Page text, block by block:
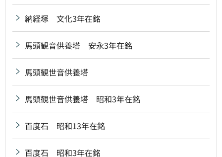
納経塚 文化3年在銘
馬頭観音供養塔 安永3年在銘
馬頭観世音供養塔
馬頭観世音供養塔 昭和3年在銘
百度石 昭和13年在銘
百度石 昭和3年在銘